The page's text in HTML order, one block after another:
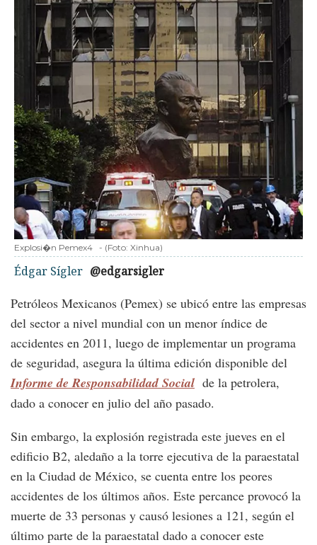
Explosi�n Pemex4 - (Foto: Xinhua)
Édgar Sígler @edgarsigler
Petróleos Mexicanos (Pemex) se ubicó entre las empresas
del sector a nivel mundial con un menor índice de
accidentes en 2011, luego de implementar un programa
de seguridad, asegura la última edición disponible del
Informe de Responsabilidad Social de la petrolera,
dado a conocer en julio del año pasado.
Sin embargo, la explosión registrada este jueves en el
edificio B2, aledaño a la torre ejecutiva de la paraestatal
en la Ciudad de México, se cuenta entre los peores
accidentes de los últimos años. Este percance provocó la
muerte de 33 personas y causó lesiones a 121, según el
último parte de la paraestatal dado a conocer este